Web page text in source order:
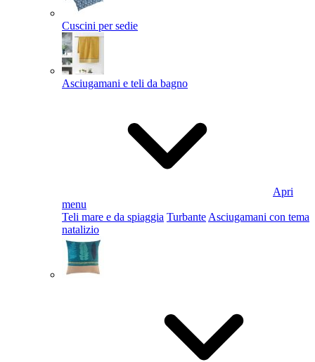
Cuscini per sedie
Asciugamani e teli da bagno
Apri
menu
Teli mare e da spiaggia Turbante Asciugamani con tema
natalizio